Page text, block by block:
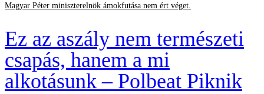
Magyar Péter miniszterelnök ámokfutása nem ért véget.
Ez az aszály nem természeti
csapás, hanem a mi
alkotásunk – Polbeat Piknik